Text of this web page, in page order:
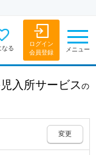
なる
ログイン
会員登録
メニュー
入所サービスの
変更